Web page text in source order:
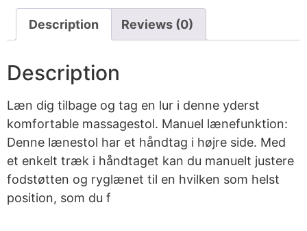
Description Reviews (0)
Description
Læn dig tilbage og tag en lur i denne yderst
komfortable massagestol. Manuel lænefunktion:
Denne lænestol har et håndtag i højre side. Med
et enkelt træk i håndtaget kan du manuelt justere
fodstøtten og ryglænet til en hvilken som helst
position, som du f